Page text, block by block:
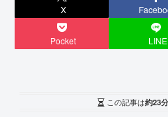
X
Pocket LINE
この記事は約23分